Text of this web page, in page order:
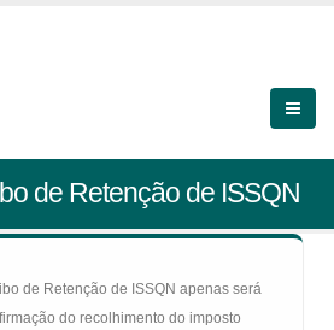
de Retenção de ISSQN
de Retenção de ISSQN apenas será
do recolhimento do imposto